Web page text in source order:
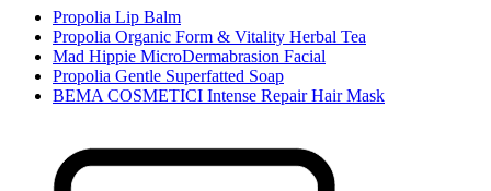
Propolia Lip Balm
Propolia Organic Form & Vitality Herbal Tea
Mad Hippie MicroDermabrasion Facial
Propolia Gentle Superfatted Soap
BEMA COSMETICI Intense Repair Hair Mask